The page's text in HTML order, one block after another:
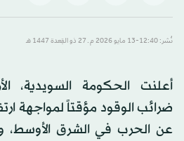
نُشر: 12:40-13 مايو 2026 م ـ 27 ذو القِعدة 1447 هـ
أعلنت الحكومة السويدية،
ضرائب الوقود مؤقتاً لمواجهة
عن الحرب في الشرق الأوسط،